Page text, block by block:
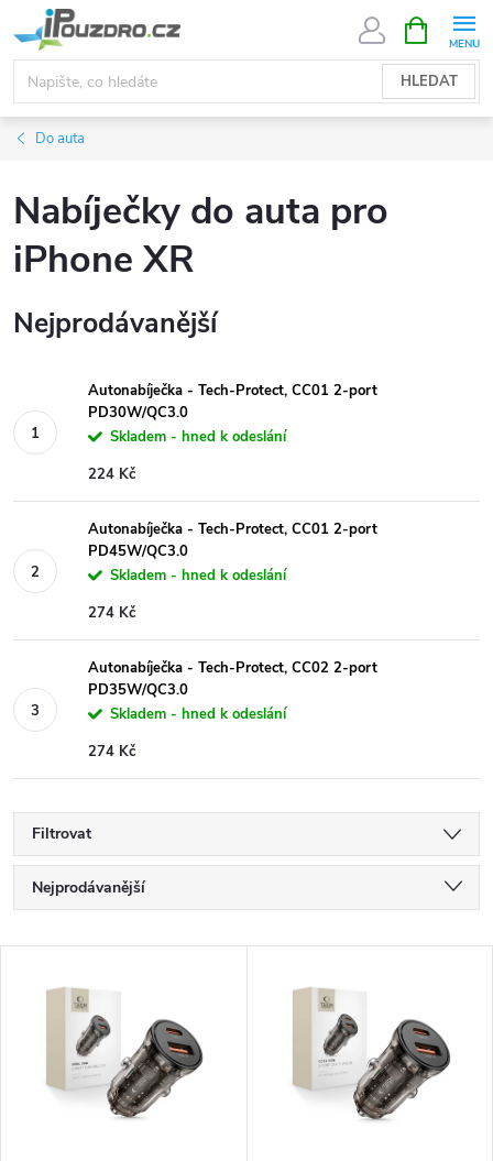
na
obsah
HLEDAT
NÁKUPNÍ
KOŠÍK
Do auta
Nabíječky do auta pro
iPhone XR
Nejprodávanější
Autonabíječka - Tech-Protect, CC01 2-port
PD30W/QC3.0
Skladem - hned k odeslání
224 Kč
Autonabíječka - Tech-Protect, CC01 2-port
PD45W/QC3.0
Skladem - hned k odeslání
274 Kč
Autonabíječka - Tech-Protect, CC02 2-port
PD35W/QC3.0
Skladem - hned k odeslání
274 Kč
Filtrovat
Ř
a
Nejprodávanější
Abecedně